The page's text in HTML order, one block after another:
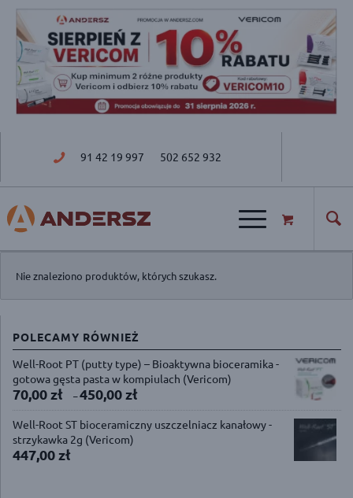
91 42 19 997 502 652 932
Nie znaleziono produktów, których szukasz.
POLECAMY RÓWNIEŻ
Well-Root PT (putty type) – Bioaktywna bioceramika -
gotowa gęsta pasta w kompiulach (Vericom)
70,00zł –450,00zł
Well-Root ST bioceramiczny uszczelniacz kanałowy -
strzykawka 2g (Vericom)
447,00zł